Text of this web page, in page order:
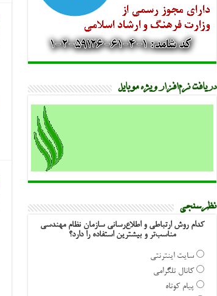
دریافت نرم‌افزار ویژه موبایل
نظرسنجی
کدام روش ارتباطی و اطلاع‌رسانی سازمان نظام مهندسی
مناسب‌تر و بیشترین استفاده را دارد؟
سایت اینترنتی
کانال تلگرامی
پیام کوتاه